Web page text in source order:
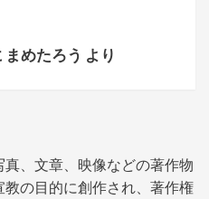
まめたろう より
、文章、映像などの著作物
の目的に創作され、著作権